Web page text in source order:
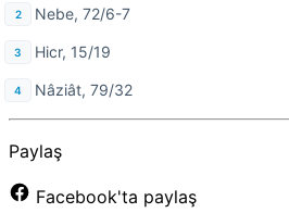
Nebe, 72/6-7
Hicr, 15/19
Nâziât, 79/32
Paylaş
Facebook'ta paylaş